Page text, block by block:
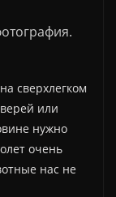
сверхлегком
или
нужно
очень
нас не